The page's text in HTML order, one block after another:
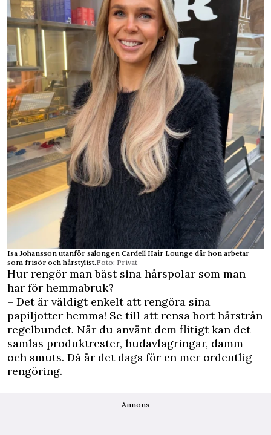
Isa Johansson utanför salongen Cardell Hair Lounge där hon arbetar
som frisör och hårstylist.Foto: Privat
Hur rengör man bäst sina hårspolar som man
har för hemmabruk?
– Det är väldigt enkelt att rengöra sina
papiljotter hemma! Se till att rensa bort hårstrån
regelbundet. När du använt dem flitigt kan det
samlas produktrester, hudavlagringar, damm
och smuts. Då är det dags för en mer ordentlig
rengöring.
Annons